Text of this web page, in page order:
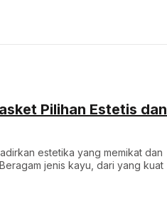
Pilihan Estetis dan
estetika yang memikat dan
jenis kayu, dari yang kuat